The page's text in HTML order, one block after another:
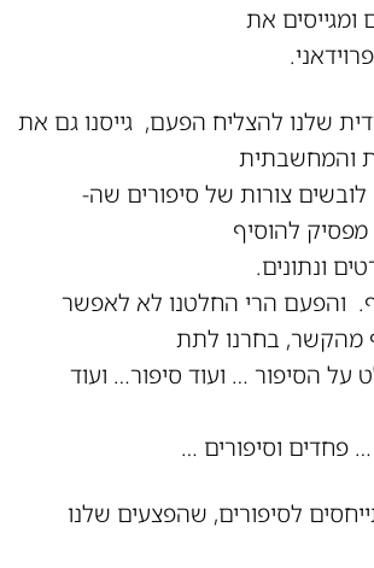
את
שלנו להצליח הפעם, גייסנו גם את
והמחשבתית
לובשים צורות של סיפורים שה-
ונתונים.
והפעם הרי החלטנו לא לאפשר
מהקשר, בחרנו לתת
על הסיפור … ועוד סיפור… ועוד
פחדים וסיפורים …
לסיפורים, שהפצעים שלנו